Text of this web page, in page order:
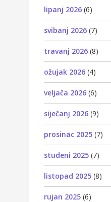
lipanj 2026 (6)
svibanj 2026 (7)
travanj 2026 (8)
ožujak 2026 (4)
veljača 2026 (6)
siječanj 2026 (9)
prosinac 2025 (7)
studeni 2025 (7)
listopad 2025 (8)
rujan 2025 (6)